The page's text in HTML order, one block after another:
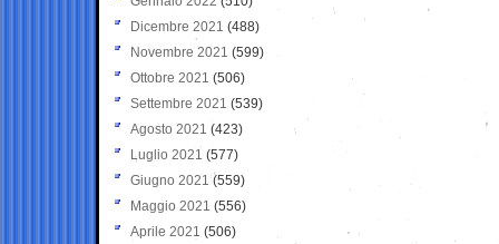
Dicembre 2021 (488)
Novembre 2021 (599)
Ottobre 2021 (506)
Settembre 2021 (539)
Agosto 2021 (423)
Luglio 2021 (577)
Giugno 2021(559)
Maggio 2021 (556)
Aprile 2021 (506)